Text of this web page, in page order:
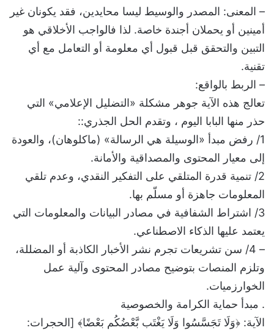
– المعنى: المصدر والوسيط ليسا محايدين، فقد يكونان غير
أمينين أو يحملان أجندة خاصة. لذا فالواجب الأخلاقي هو
التبين والتحقق قبل قبول أي معلومة أو التعامل مع أي
تقنية.
– الربط بالواقع:
تعالج هذه الآية جوهر مشكلة «التضليل الإعلامي» التي
حذر منها البابا اليوم ، وتقدم الحل الجذري::
1/ رفض مبدأ «الوسيلة هي الرسالة» (ماكلوهان)، والعودة
إلى معيار المحتوى والمصداقية والأمانة.
2/ تنمية قدرة المتلقي على التفكير النقدي، وعدم تلقي
المعلومات جاهزة أو مسلّم بها.
3/ اشتراط الشفافية في مصادر البيانات والمعلومات التي
يعتمد عليها الذكاء الاصطناعي.
– 4/ سن تشريعات تجرم نشر الأخبار الكاذبة أو المضللة،
وتلزم المنصات بتوضيح مصادر المحتوى وآلية عمل
الخوارزميات.
. مبدأ حماية الكرامة والخصوصية
الآية: ﴿وَلَا تَجَسَّسُوا وَلَا يَغْتَب بَّعْضُكُم بَعْضًا﴾ [الحجرات: